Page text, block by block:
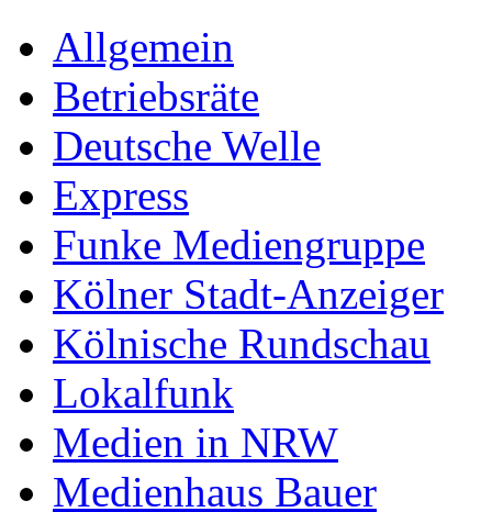
Allgemein
Betriebsräte
Deutsche Welle
Express
Funke Mediengruppe
Kölner Stadt-Anzeiger
Kölnische Rundschau
Lokalfunk
Medien in NRW
Medienhaus Bauer